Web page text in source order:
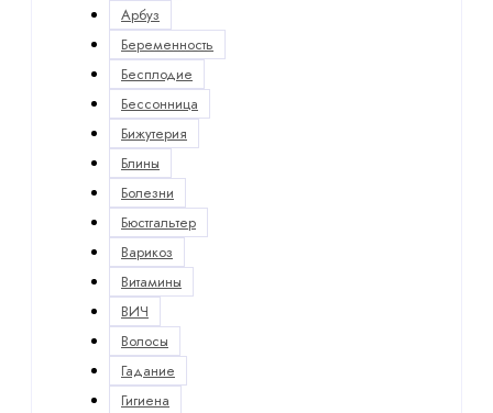
Арбуз
Беременность
Бесплодие
Бессонница
Бижутерия
Блины
Болезни
Бюстгальтер
Варикоз
Витамины
ВИЧ
Волосы
Гадание
Гигиена